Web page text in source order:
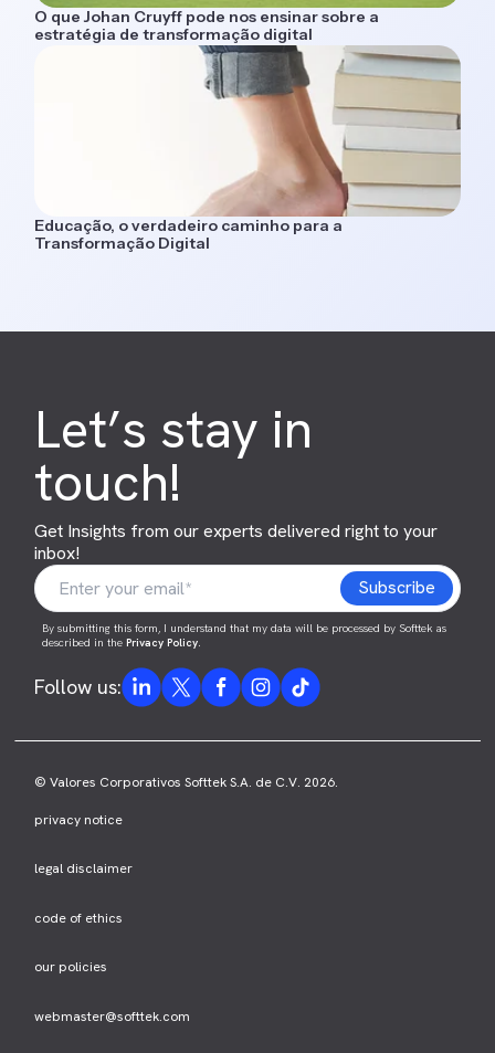
O que Johan Cruyff pode nos ensinar sobre a
estratégia de transformação digital
Educação, o verdadeiro caminho para a
Transformação Digital
Let’s stay in
touch!
Get Insights from our experts delivered right to your
inbox!
By submitting this form, I understand that my data will be processed by Softtek as
described in thePrivacy Policy.
Follow us:
© Valores Corporativos Softtek S.A. de C.V. 2026.
privacy notice
legal disclaimer
code of ethics
our policies
webmaster@softtek.com